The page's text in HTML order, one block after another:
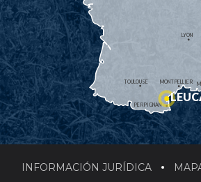
MONTPELLIER
PERPIGNAN
TOULOUSE
LYON
INFORMACIÓN JURÍDICA